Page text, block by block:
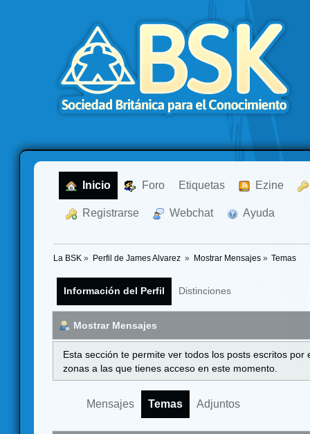
Inicio Foro Etiquetas Ezine
Registrarse Webchat Ayuda
La BSK » Perfil de James Alvarez » Mostrar Mensajes» Temas
Información del Perfil Distinciones
Mostrar Mensajes
Esta sección te permite ver todos los posts escritos
zonas a las que tienes acceso en este momento.
Mensajes Temas Adjuntos